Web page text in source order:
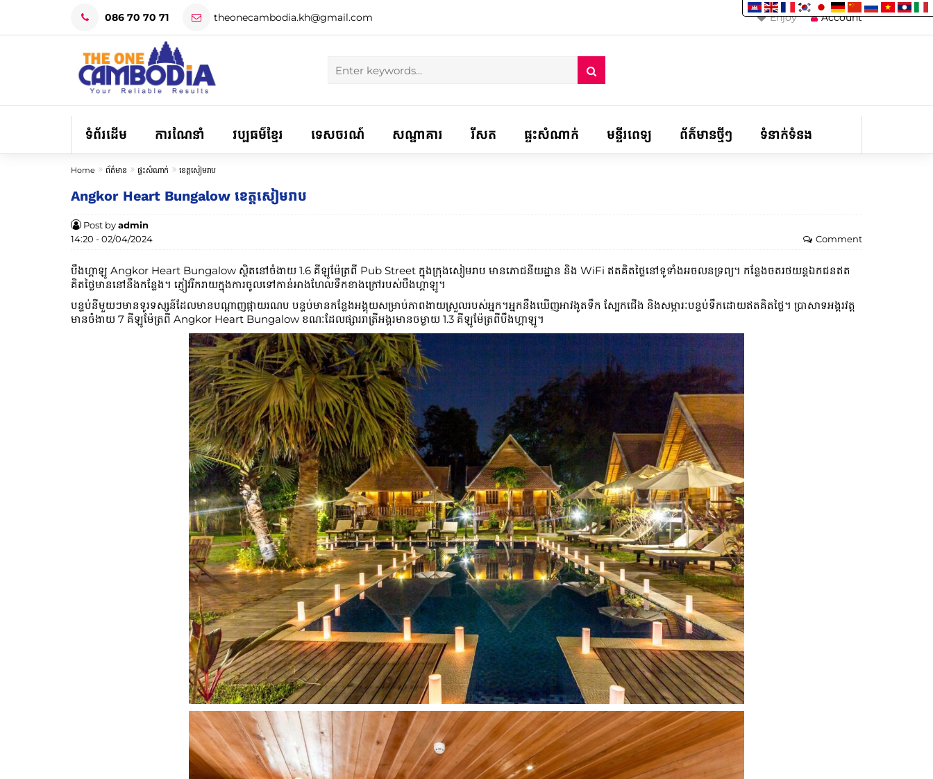
086 70 70 71 theonecambodia.kh@gmail.com Account
Enjoy
ទំព័រដើម ការណែនាំ វប្បធម៌ខ្មែរ ទេសចរណ៍ សណ្ឋាគារ រីសត ផ្ទះសំណាក់ មន្ទីរពេទ្យ ព័ត៌មានថ្មីៗ ទំនាក់ទំនង
Home ព័ត៌មាន ផ្ទះសំណាក់ ខេត្តសៀមរាប
Angkor Heart Bungalow ខេត្តសៀមរាប
Post byadmin
14:20 - 02/04/2024
Comment
បឹងហ្គាឡូ Angkor Heart Bungalow ស្ថិតនៅចំងាយ 1.6 គីឡូម៉ែត្រពី Pub Street ក្នុងក្រុងសៀមរាប មានភោជនីយដ្ឋាន និង WiFi ឥតគិតថ្លៃនៅទូទាំងអចលនទ្រព្យ។ កន្លែងចតរថយន្តឯកជនឥត
គិតថ្លៃមាននៅនឹងកន្លែង។ ភ្ញៀវរីករាយក្នុងការចូលទៅកាន់អាងហែលទឹកខាងក្រៅរបស់បឹងហ្គាឡូ។
បន្ទប់នីមួយៗមានទូរទស្សន៍ដែលមានបណ្តាញផ្កាយរណប បន្ទប់មានកន្លែងអង្គុយសម្រាប់ភាពងាយស្រួលរបស់អ្នក។អ្នកនឹងឃើញអាវងូតទឹក ស្បែកជើង និងសម្ភារៈបន្ទប់ទឹកដោយឥតគិតថ្លៃ។​ ប្រាសាទអង្គរវត្ត
មានចំងាយ 7 គីឡូម៉ែត្រពី Angkor Heart Bungalow ខណៈដែលផ្សាររាត្រីអង្គរមានចម្ងាយ 1.3 គីឡូម៉ែត្រពីបឹងហ្គាឡូ។